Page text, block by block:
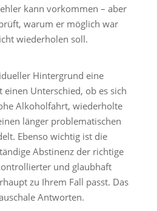
kann vorkommen – aber
warum er möglich war
wiederholen soll.
Hintergrund eine
einen Unterschied, ob es sich
Alkoholfahrt, wiederholte
länger problematischen
Ebenso wichtig ist die
Abstinenz der richtige
und glaubhaft
zu Ihrem Fall passt. Das
Antworten.